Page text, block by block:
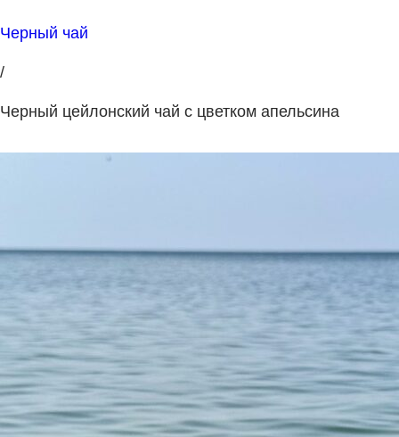
Черный чай
/
Черный цейлонский чай с цветком апельсина